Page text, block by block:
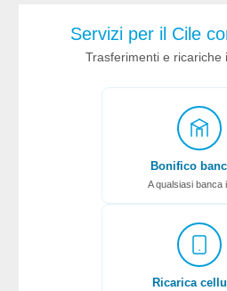
Servizi per il Cile
Trasferimenti e ricariche
Bonifico
A qualsiasi banca
Ricarica